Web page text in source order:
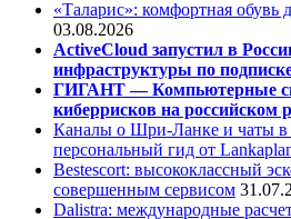
«Таларис»: комфортная обувь
03.08.2026
ActiveCloud запустил в
инфраструктуры по
ГИГАНТ — Компьютерные
киберрисков на российском
Каналы о Шри-Ланке и чаты в
персональный гид от
Bestescort: высококлассный
совершенным сервисом
Dalistra: международные